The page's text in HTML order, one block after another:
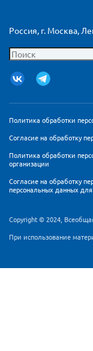
Россия, г. Москва,
Политика обработки
Согласие на обработку
Политика обработки
организации
Согласие на обработку
персональных данных для
Copyright © 2024,
При использование